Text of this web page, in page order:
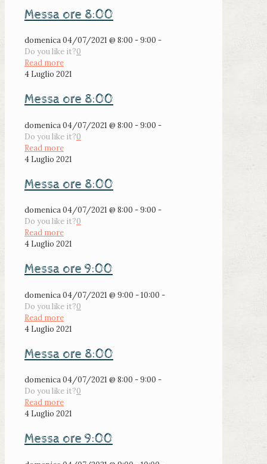
Messa ore 8:00
domenica 04/07/2021 @ 8:00 - 9:00 -
Do you like it?0
Read more
4 Luglio 2021
Messa ore 8:00
domenica 04/07/2021 @ 8:00 - 9:00 -
Do you like it?0
Read more
4 Luglio 2021
Messa ore 8:00
domenica 04/07/2021 @ 8:00 - 9:00 -
Do you like it?0
Read more
4 Luglio 2021
Messa ore 9:00
domenica 04/07/2021 @ 9:00 - 10:00 -
Do you like it?0
Read more
4 Luglio 2021
Messa ore 8:00
domenica 04/07/2021 @ 8:00 - 9:00 -
Do you like it?0
Read more
4 Luglio 2021
Messa ore 9:00